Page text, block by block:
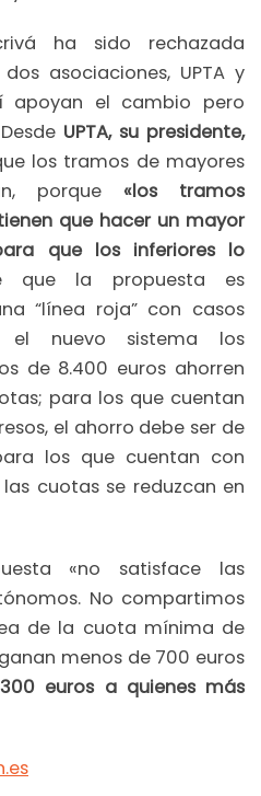
ha sido rechazada
asociaciones, UPTA y
apoyan el cambio pero
UPTA, su presidente,
los tramos de mayores
porque «los tramos
que hacer un mayor
que los inferiores lo
que la propuesta es
“línea roja” con casos
el nuevo sistema los
de 8.400 euros ahorren
para los que cuentan
el ahorro debe ser de
los que cuentan con
cuotas se reduzcan en
«no satisface las
No compartimos
de la cuota mínima de
menos de 700 euros
euros a quienes más